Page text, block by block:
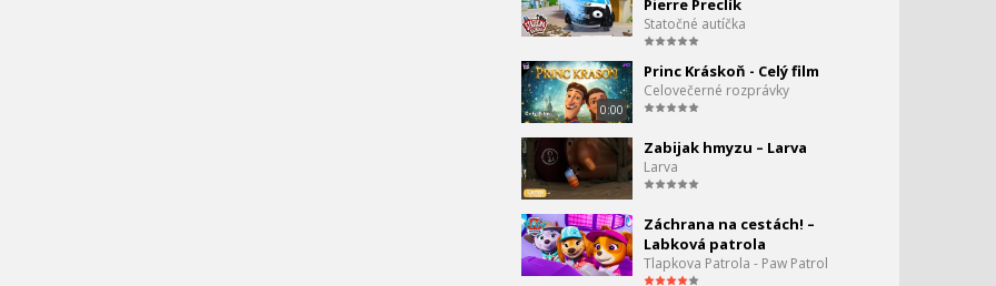
92. Larva - zeseknutý v blate
41:32
93. Larva - Múmia
40:28
94.
Larva - Beznádejný
romantik
42:36
95. Larva - Superlepidlo
Pierre Preclík
Statočné autíčka
0:00
Princ Kráskoň - Celý film
Celovečerné rozprávky
Zabijak hmyzu – Larva
Larva
Záchrana na cestách! –
Labková patrola
Tlapkova Patrola - Paw Patrol